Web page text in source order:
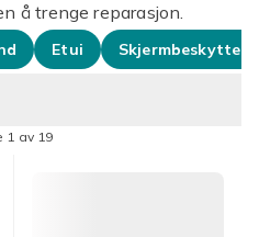
å trenge reparasjon.
Etui
1 av 19